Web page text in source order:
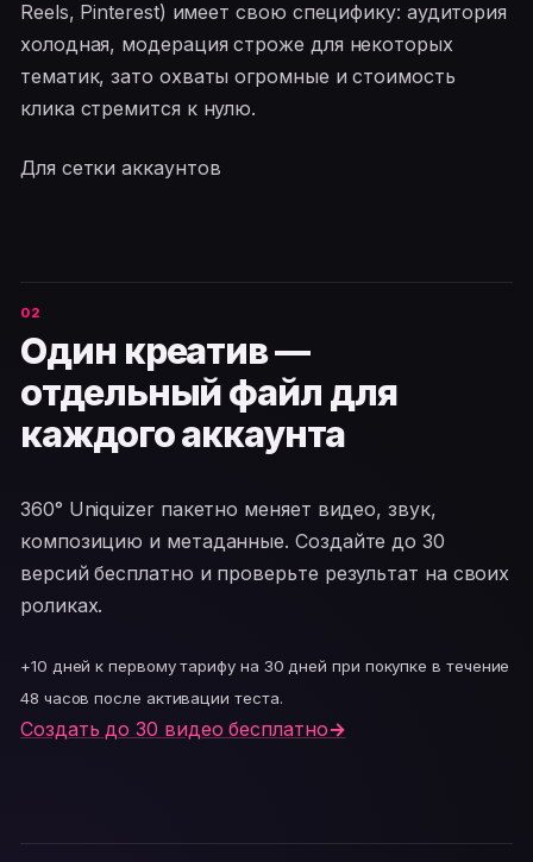
Reels, Pinterest) имеет свою специфику: аудитория
холодная, модерация строже для некоторых
тематик, зато охваты огромные и стоимость
клика стремится к нулю.
Для сетки аккаунтов
Один креатив —
отдельный файл для
каждого аккаунта
360° Uniquizer пакетно меняет видео, звук,
композицию и метаданные. Создайте до 30
версий бесплатно и проверьте результат на своих
роликах.
+10 дней к первому тарифу на 30 дней при покупке в течение
48 часов после активации теста.
Создать до 30 видео бесплатно→